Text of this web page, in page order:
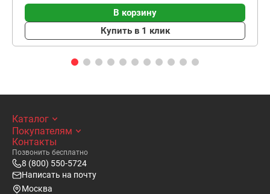
В корзину
Купить в 1 клик
Каталог
Покупателям
Контакты
Позвонить бесплатно
8 (800) 550-5724
Написать на почту
Москва